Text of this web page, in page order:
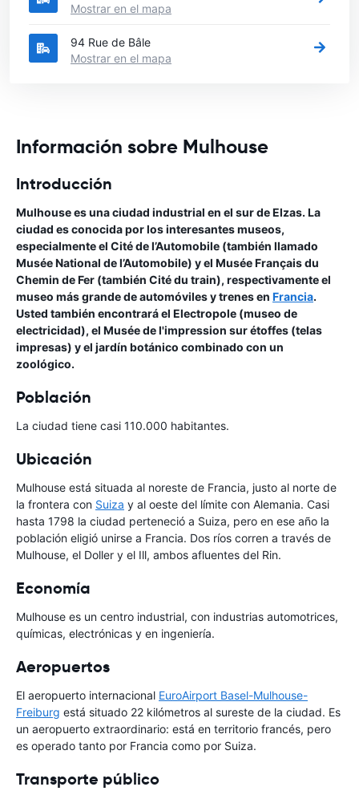
Mostrar en el mapa
94 Rue de Bâle
Mostrar en el mapa
Información sobre Mulhouse
Introducción
Mulhouse es una ciudad industrial en el sur de Elzas. La
ciudad es conocida por los interesantes museos,
especialmente el Cité de l’Automobile (también llamado
Musée National de l’Automobile) y el Musée Français du
Chemin de Fer (también Cité du train), respectivamente el
museo más grande de automóviles y trenes en Francia.
Usted también encontrará el Electropole (museo de
electricidad), el Musée de l'impression sur étoffes (telas
impresas) y el jardín botánico combinado con un
zoológico.
Población
La ciudad tiene casi 110.000 habitantes.
Ubicación
Mulhouse está situada al noreste de Francia, justo al norte de
la frontera con Suiza y al oeste del límite con Alemania. Casi
hasta 1798 la ciudad perteneció a Suiza, pero en ese año la
población eligió unirse a Francia. Dos ríos corren a través de
Mulhouse, el Doller y el Ill, ambos afluentes del Rin.
Economía
Mulhouse es un centro industrial, con industrias automotrices,
químicas, electrónicas y en ingeniería.
Aeropuertos
El aeropuerto internacional EuroAirport Basel-Mulhouse-
Freiburg está situado 22 kilómetros al sureste de la ciudad. Es
un aeropuerto extraordinario: está en territorio francés, pero
es operado tanto por Francia como por Suiza.
Transporte público